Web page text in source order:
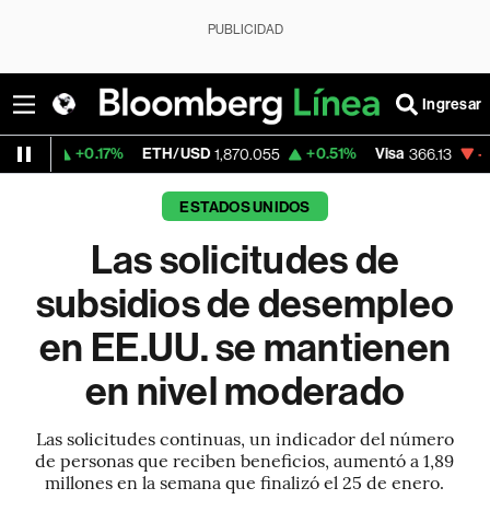
PUBLICIDAD
Ingresar
ETH/USD 1,870.055 +0.51% Visa 366.13 -0.04%
ESTADOS UNIDOS
Las solicitudes de
subsidios de desempleo
en EE.UU. se mantienen
en nivel moderado
Las solicitudes continuas, un indicador del número
de personas que reciben beneficios, aumentó a 1,89
millones en la semana que finalizó el 25 de enero.